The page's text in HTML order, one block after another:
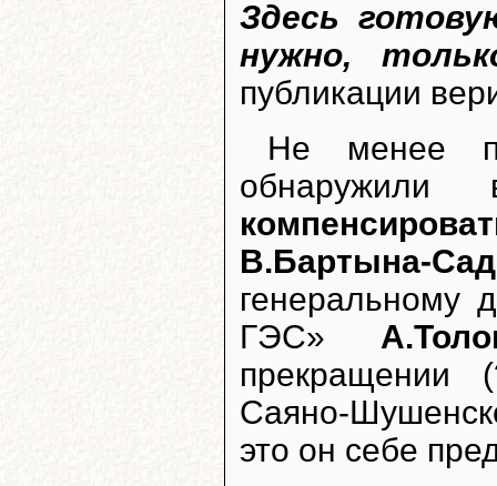
Здесь
нужно,
публикации
Не менее
В.Бартына-
генеральному
ГЭС»
прекращении
Саяно-
это он себе